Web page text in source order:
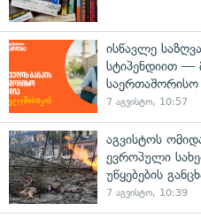
ისწავლე
სტიპენდიით —
საერთაშორისო
7 აგვისტო, 10:57
აგვისტოს
ევროპული
უწყებების
7 აგვისტო, 10:39